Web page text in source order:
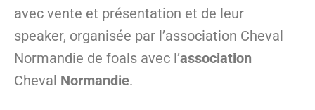
avec vente et présentation et de leur
speaker, organisée par l’association Cheval
Normandie de foals avec l’association
Cheval Normandie.